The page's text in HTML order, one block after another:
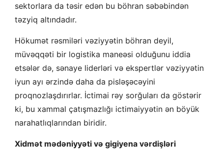
sektorlara da təsir edən bu böhran səbəbindən
təzyiq altındadır.
Hökumət rəsmiləri vəziyyətin böhran deyil,
müvəqqəti bir logistika maneəsi olduğunu iddia
etsələr də, sənaye liderləri və ekspertlər vəziyyətin
iyun ayı ərzində daha da pisləşəcəyini
proqnozlaşdırırlar. İctimai rəy sorğuları da göstərir
ki, bu xammal çatışmazlığı ictimaiyyətin ən böyük
narahatlıqlarından biridir.
Xidmət mədəniyyəti və gigiyena vərdişləri